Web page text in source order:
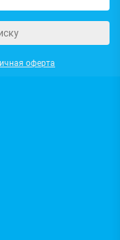
оферта